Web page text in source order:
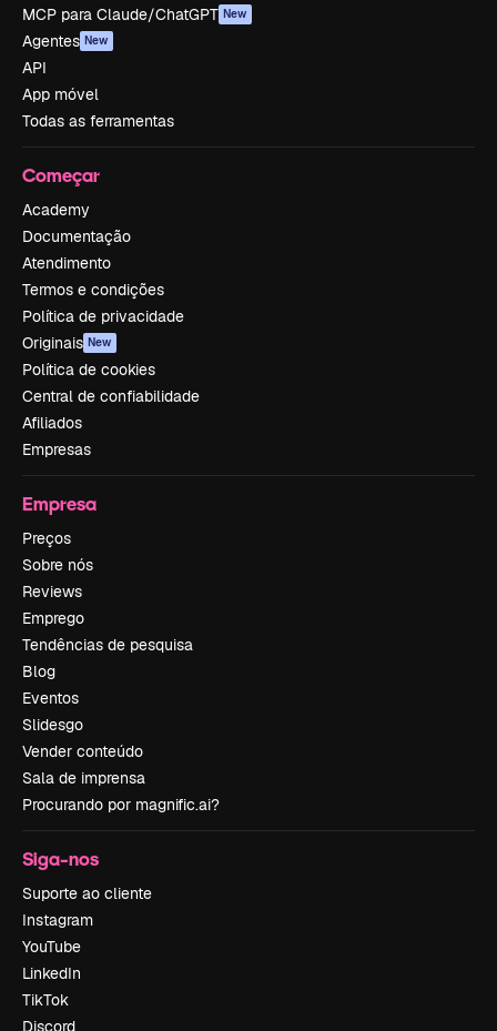
MCP para Claude/ChatGPT New
Agentes New
API
App móvel
Todas as ferramentas
Começar
Academy
Documentação
Atendimento
Termos e condições
Política de privacidade
Originais New
Política de cookies
Central de confiabilidade
Afiliados
Empresas
Empresa
Preços
Sobre nós
Reviews
Emprego
Tendências de pesquisa
Blog
Eventos
Slidesgo
Vender conteúdo
Sala de imprensa
Procurando por magnific.ai?
Siga-nos
Suporte ao cliente
Instagram
YouTube
LinkedIn
TikTok
Discord